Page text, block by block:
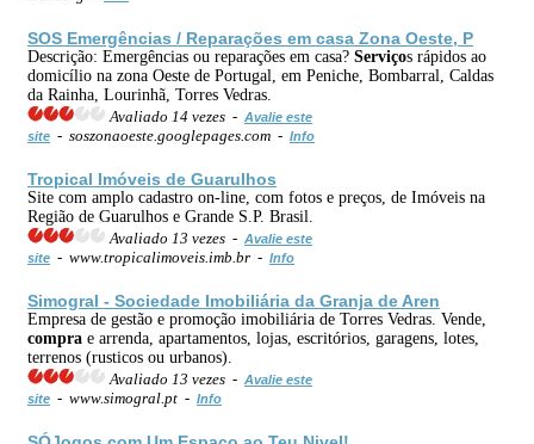
SOS Emergências / Reparações em casa Zona Oeste, P
Descrição: Emergências ou reparações em casa? Serviços rápidos ao
domicílio na zona Oeste de Portugal, em Peniche, Bombarral, Caldas
da Rainha, Lourinhã, Torres Vedras.
Avaliado 14 vezes - Avalie este
site - soszonaoeste.googlepages.com - Info
Tropical Imóveis de Guarulhos
Site com amplo cadastro on-line, com fotos e preços, de Imóveis na
Região de Guarulhos e Grande S.P. Brasil.
Avaliado 13 vezes - Avalie este
site - www.tropicalimoveis.imb.br - Info
Simogral - Sociedade Imobiliária da Granja de Aren
Empresa de gestão e promoção imobiliária de Torres Vedras. Vende,
compra e arrenda, apartamentos, lojas, escritórios, garagens, lotes,
terrenos (rusticos ou urbanos).
Avaliado 13 vezes - Avalie este
site - www.simogral.pt - Info